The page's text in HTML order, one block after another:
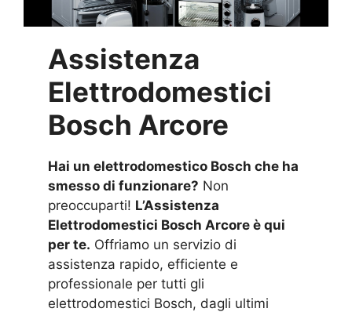
Assistenza
Elettrodomestici
Bosch Arcore
Hai un elettrodomestico Bosch che ha
smesso di funzionare? Non
preoccuparti! L’Assistenza
Elettrodomestici Bosch Arcore è qui
per te. Offriamo un servizio di
assistenza rapido, efficiente e
professionale per tutti gli
elettrodomestici Bosch, dagli ultimi